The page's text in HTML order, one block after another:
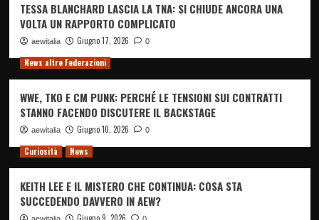
TESSA BLANCHARD LASCIA LA TNA: SI CHIUDE ANCORA UNA
VOLTA UN RAPPORTO COMPLICATO
aewitalia Giugno 17, 2026 0
News altre Federazioni
WWE, TKO E CM PUNK: PERCHÉ LE TENSIONI SUI CONTRATTI
STANNO FACENDO DISCUTERE IL BACKSTAGE
aewitalia Giugno 10, 2026 0
Curiosità News
KEITH LEE E IL MISTERO CHE CONTINUA: COSA STA
SUCCEDENDO DAVVERO IN AEW?